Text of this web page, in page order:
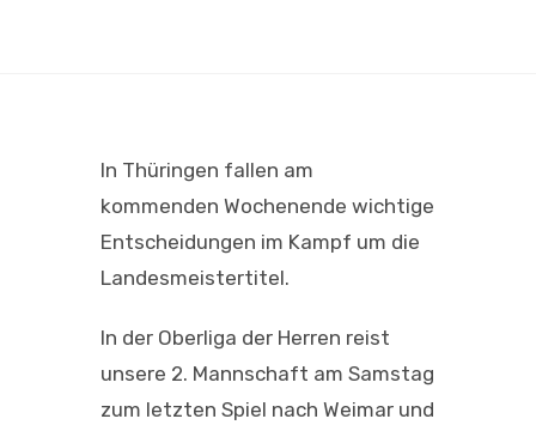
In Thüringen fallen am
kommenden Wochenende wichtige
Entscheidungen im Kampf um die
Landesmeistertitel.
In der Oberliga der Herren reist
unsere 2. Mannschaft am Samstag
zum letzten Spiel nach Weimar und